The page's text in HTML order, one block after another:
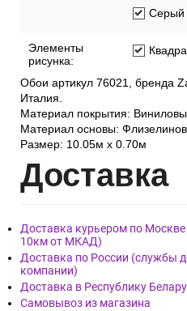
Серый
Элементы
рисунка:
Обои артикул 76021, бренда
Италия.
Материал покрытия:
Материал основы:
Размер: 10.05м х 0.70м
Доставка
Доставка курьером по
10км от МКАД)
Доставка по России (службы
компании)
Доставка в Республику
Самовывоз из магазина